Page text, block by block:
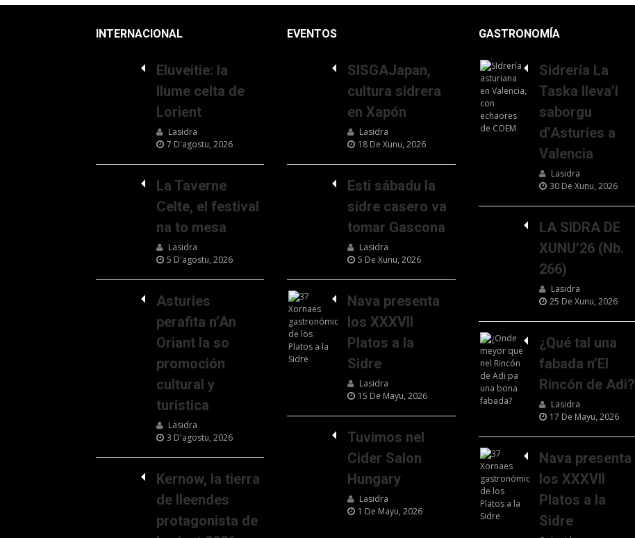
INTERNACIONAL
Eluveitie: la
llume celta de
Lorient
Lasidra
7 D'agostu, 2026
La Taverne
Celte, el festival
na to mesa
Lasidra
5 D'agostu, 2026
Asturies
perafita n’An
Oriant la so
promoción
cultural y
turística
Lasidra
3 D'agostu, 2026
Kernow, la tierra
de lleendes
protagonista de
EVENTOS
SISGAJapan,
cultura sidrera
en Xapón
Lasidra
18 De Xunu, 2026
Esti sábadu la
sidre casero va
tomar Gascona
Lasidra
5 De Xunu, 2026
Nava presenta
los XXXVII
Platos a la
Sidre
Lasidra
15 De Mayu, 2026
Tuvimos nel
Cider Salon
Hungary
Lasidra
1 De Mayu, 2026
GASTRONOMÍA
Sidrería La
Taska lleva’l
saborgu
d’Asturies a
Valencia
Lasidra
30 De Xunu, 2026
LA SIDRA DE
XUNU’26 (Nb.
266)
Lasidra
25 De Xunu, 2026
¿Qué tal una
fabada n’El
Rincón de Adi?
Lasidra
17 De Mayu, 2026
Nava presenta
los XXXVII
Platos a la
Sidre